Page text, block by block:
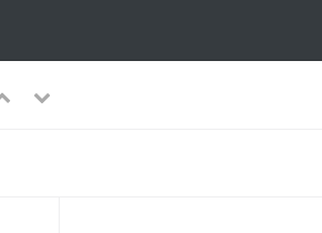
PreviousNext